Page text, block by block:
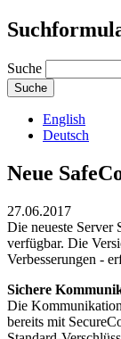
Suche
English
Deutsch
Neue
27.06.2017
Die neueste Server
verfügbar. Die
Verbesserungen -
Sichere
Die
bereits mit